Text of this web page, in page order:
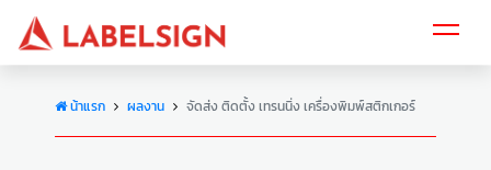
น้าแรก ผลงาน จัดส่ง ติดตั้ง เทรนนิ่ง เครื่องพิมพ์สติกเกอร์